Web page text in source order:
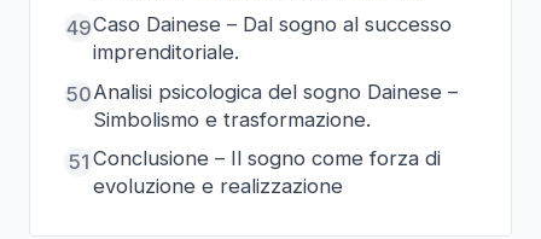
49Caso Dainese – Dal sogno al successo
imprenditoriale.
50Analisi psicologica del sogno Dainese –
Simbolismo e trasformazione.
51 Conclusione – Il sogno come forza di
evoluzione e realizzazione